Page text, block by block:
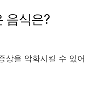
음식은?
상을 악화시킬 수 있어